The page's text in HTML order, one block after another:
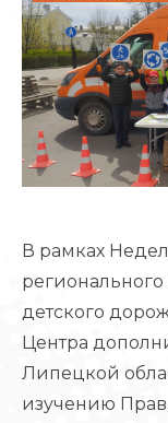
В рамках
детского
Центра
Липецкой
изучению